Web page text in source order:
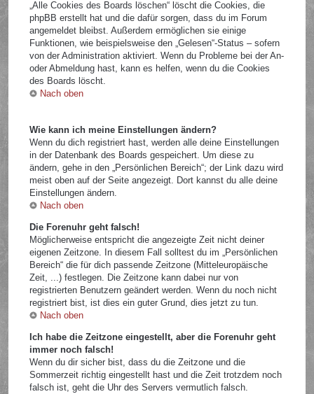
„Alle Cookies des Boards löschen“ löscht die Cookies, die
phpBB erstellt hat und die dafür sorgen, dass du im Forum
angemeldet bleibst. Außerdem ermöglichen sie einige
Funktionen, wie beispielsweise den „Gelesen“-Status – sofern
von der Administration aktiviert. Wenn du Probleme bei der An-
oder Abmeldung hast, kann es helfen, wenn du die Cookies
des Boards löscht.
Nach oben
Wie kann ich meine Einstellungen ändern?
Wenn du dich registriert hast, werden alle deine Einstellungen
in der Datenbank des Boards gespeichert. Um diese zu
ändern, gehe in den „Persönlichen Bereich“; der Link dazu wird
meist oben auf der Seite angezeigt. Dort kannst du alle deine
Einstellungen ändern.
Nach oben
Die Forenuhr geht falsch!
Möglicherweise entspricht die angezeigte Zeit nicht deiner
eigenen Zeitzone. In diesem Fall solltest du im „Persönlichen
Bereich“ die für dich passende Zeitzone (Mitteleuropäische
Zeit, ...) festlegen. Die Zeitzone kann dabei nur von
registrierten Benutzern geändert werden. Wenn du noch nicht
registriert bist, ist dies ein guter Grund, dies jetzt zu tun.
Nach oben
Ich habe die Zeitzone eingestellt, aber die Forenuhr geht
immer noch falsch!
Wenn du dir sicher bist, dass du die Zeitzone und die
Sommerzeit richtig eingestellt hast und die Zeit trotzdem noch
falsch ist, geht die Uhr des Servers vermutlich falsch.